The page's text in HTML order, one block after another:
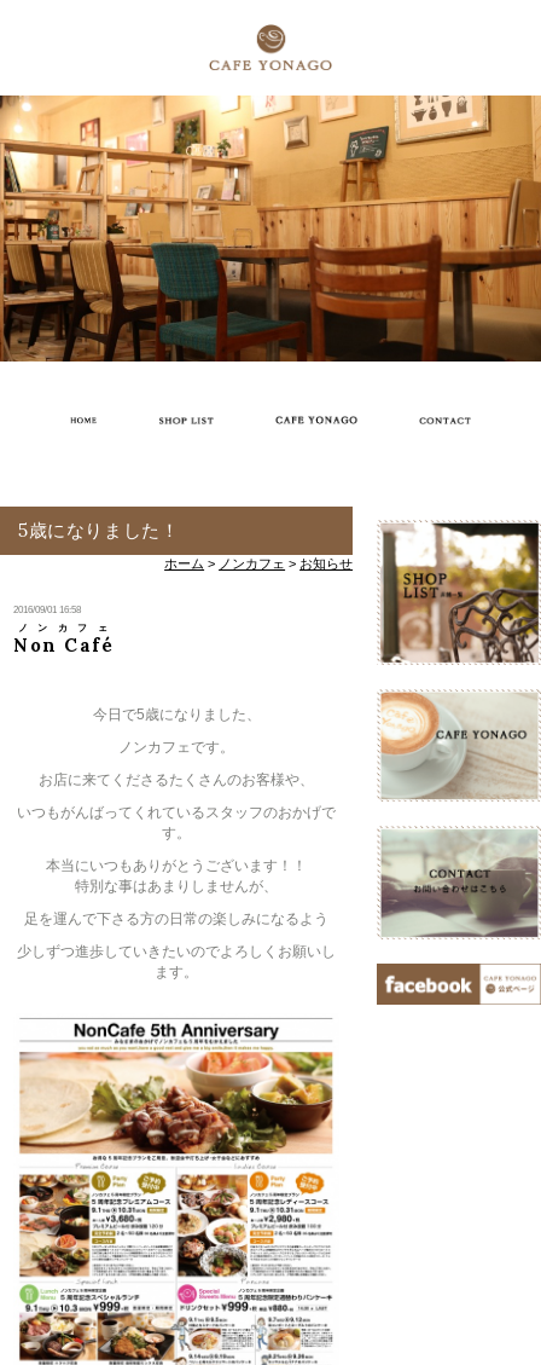
5歳になりました！
ホーム > ノンカフェ > お知らせ
2016/09/01 16:58
Non Café
ノンカフェ
今日で5歳になりました、
ノンカフェです。
お店に来てくださるたくさんのお客様や、
いつもがんばってくれているスタッフのおかげで
す。
本当にいつもありがとうございます！！
特別な事はあまりしませんが、
足を運んで下さる方の日常の楽しみになるよう
少しずつ進歩していきたいのでよろしくお願いし
ます。